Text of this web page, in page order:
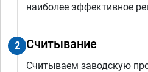
наиболее эффективное
2 Считывание
Считываем заводскую